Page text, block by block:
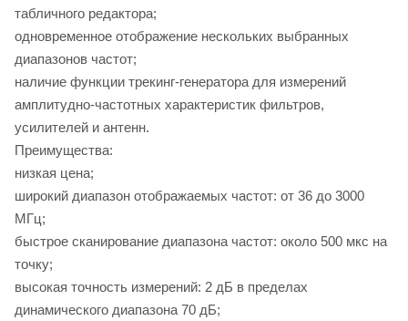
табличного редактора;
одновременное отображение нескольких выбранных
диапазонов частот;
наличие функции трекинг-генератора для измерений
амплитудно-частотных характеристик фильтров,
усилителей и антенн.
Преимущества:
низкая цена;
широкий диапазон отображаемых частот: от 36 до 3000
МГц;
быстрое сканирование диапазона частот: около 500 мкс на
точку;
высокая точность измерений: 2 дБ в пределах
динамического диапазона 70 дБ;